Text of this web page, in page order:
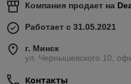
Компания продает на
Работает с 31.05.2021
г. Минск
ул. Чернышевского 10,
Контакты